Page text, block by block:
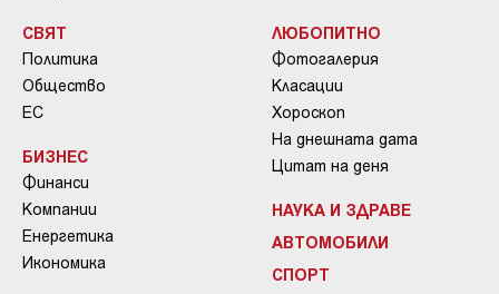
СВЯТ
Политика
Общество
ЕС
БИЗНЕС
Финанси
Компании
Енергетика
Икономика
ЛЮБОПИТНО
Фотогалерия
Класации
Хороскоп
На днешната дата
Цитат на деня
НАУКА И ЗДРАВЕ
АВТОМОБИЛИ
СПОРТ